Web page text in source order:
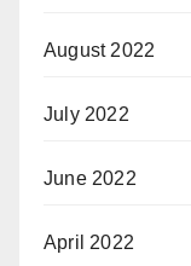
August 2022
July 2022
June 2022
April 2022